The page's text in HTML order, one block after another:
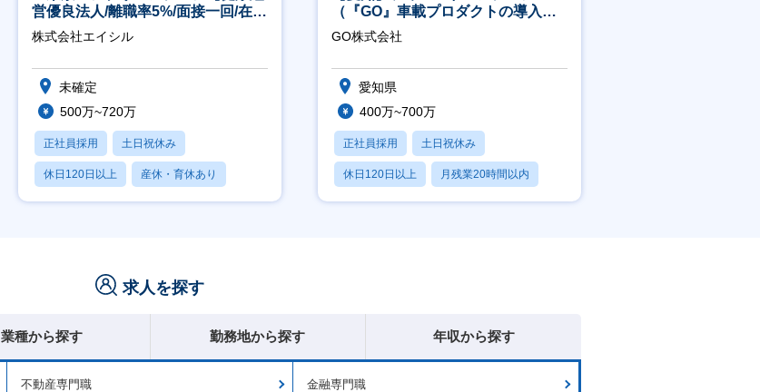
営優良法人/離職率5%/面接一回/在宅
有/完休2日/上流案件多数】
株式会社エイシル
未確定
500万~720万
正社員採用 土日祝休み
休日120日以上 産休・育休あり
月残業20時間以内
（『GO』車載プロダクトの導入サ
ポート／年休120日／土日祝休／直
行直帰
GO株式会社
愛知県
400万~700万
正社員採用 土日祝休み
休日120日以上 月残業20時間以内
学歴不問
求人を探す
業種から探す 勤務地から探す 年収から探す
不動産専門職 金融専門職